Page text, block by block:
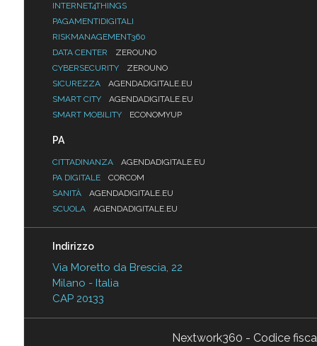
INTERNET4THINGS
PAGAMENTIDIGITALI
RISKMANAGEMENT360
DATA CENTER
ZEROUNO
CYBERSECURITY
ZEROUNO
SICUREZZA
AGENDADIGITALE.EU
SMART CITY
AGENDADIGITALE.EU
SMART MOBILITY
ECONOMYUP
PA
CITTADINANZA
AGENDADIGITALE.EU
PA DIGITALE
CORCOM
SANITÀ
AGENDADIGITALE.EU
SCUOLA
AGENDADIGITALE.EU
Indirizzo
Via Moretto da Brescia, 22
Milano - Italia
CAP 20133
Nextwork360 - Codice